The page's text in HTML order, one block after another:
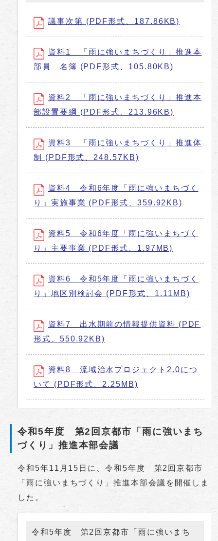
議事次第 (PDF形式、187.86KB)
資料1 「雨に強いまちづくり」推進本
部員 名簿 (PDF形式、105.80KB)
資料2 「雨に強いまちづくり」推進本
部設置要綱 (PDF形式、213.96KB)
資料3 「雨に強いまちづくり」推進体
制 (PDF形式、248.57KB)
資料4 令和6年度「雨に強いまちづく
り」実施事業 (PDF形式、359.92KB)
資料5 令和6年度「雨に強いまちづく
り」主要事業 (PDF形式、1.97MB)
資料6 令和5年度「雨に強いまちづく
り」地区別検討会 (PDF形式、1.11MB)
資料7 出水期前の情報提供資料 (PDF
形式、550.92KB)
資料8 流域治水プロジェクト2.0につ
いて (PDF形式、2.25MB)
令和5年度 第2回京都市「雨に強いまち
づくり」推進本部会議
令和5年11月15日に、令和5年度 第2回京都市
「雨に強いまちづくり」推進本部会議を開催しま
した。
令和5年度 第2回京都市「雨に強いまち